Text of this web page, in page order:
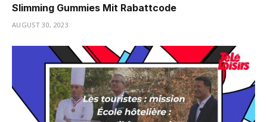
Slimming Gummies Mit Rabattcode
AUGUST 30, 2023